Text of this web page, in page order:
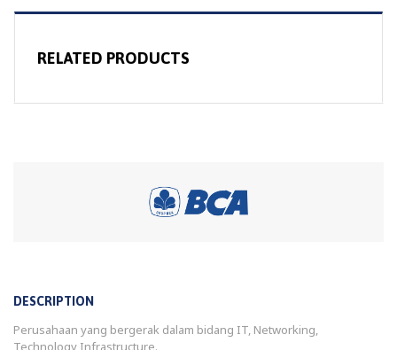
RELATED PRODUCTS
DESCRIPTION
Perusahaan yang bergerak dalam bidang IT, Networking,
Technology Infrastructure.